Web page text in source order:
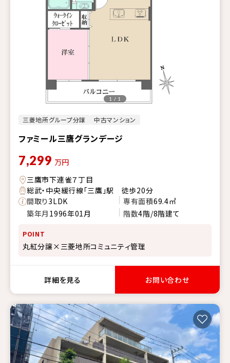
三菱地所グループ分譲 中古マンション
ファミール三鷹グランデージ
1 / 1
7,299 万円
三鷹市下連雀７丁目
総武・中央緩行線「三鷹」駅 徒歩20分
間取り3LDK 専有面積69.4㎡
築年月 1996年01月 階数4階/8階建て
POINT
丸紅分譲×三菱地所コミュニティ管理
詳細を見る お問い合わせ